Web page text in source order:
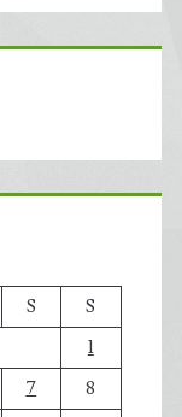
S
S
1
7
8